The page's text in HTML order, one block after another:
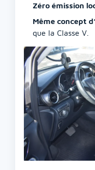
Zéro émission
Même concept
que la Classe V.